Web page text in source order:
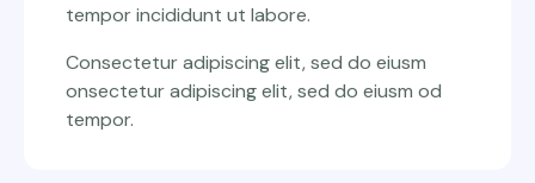
tempor incididunt ut labore.
Consectetur adipiscing elit, sed do eiusm
onsectetur adipiscing elit, sed do eiusm od
tempor.